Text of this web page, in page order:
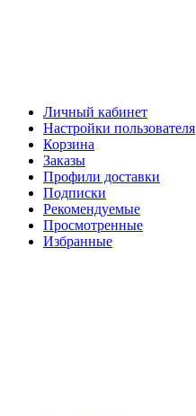
Личный кабинет
Настройки пользователя
Корзина
Заказы
Профили доставки
Подписки
Рекомендуемые
Просмотренные
Избранные